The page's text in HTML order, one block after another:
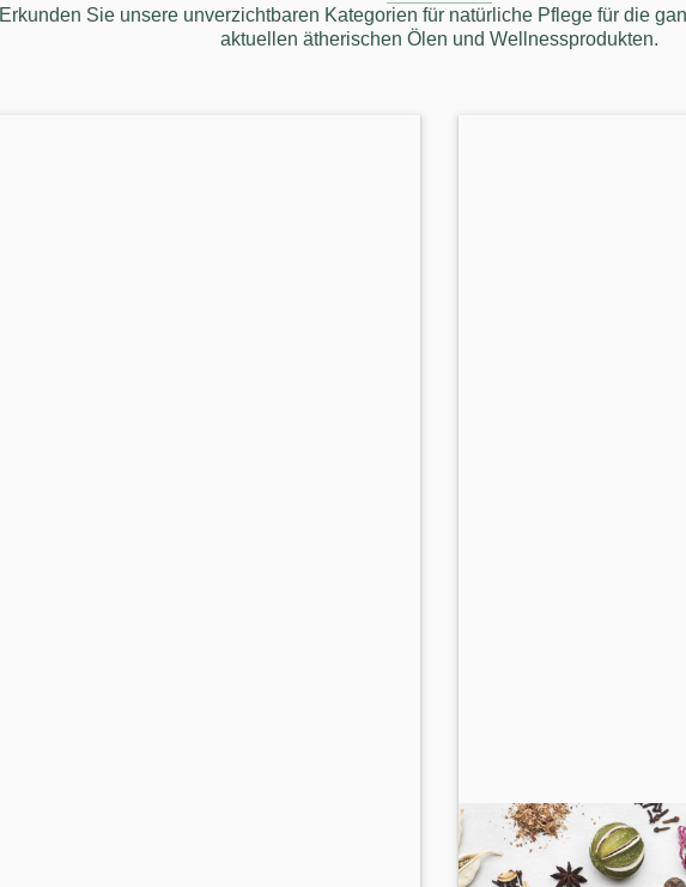
Erkunden Sie unsere unverzichtbaren Kategorien für natürliche Pflege für die
aktuellen ätherischen Ölen und Wellnessprodukten.